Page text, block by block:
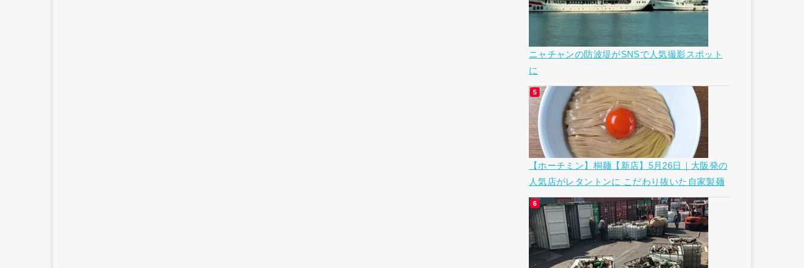
ニャチャンの防波堤がSNSで人気撮影スポット
に
【ホーチミン】桐麺【新店】5月26日｜大阪発の
人気店がレタントンに こだわり抜いた自家製麺